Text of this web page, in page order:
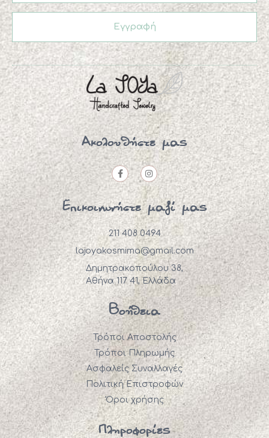
Εγγραφή
Ακολουθήστε μας
Επικοινωνήστε μαζί μας
211 408 0494
lajoyakosmima@gmail.com
Δημητρακοπούλου 38,
Αθήνα 117 41, Ελλάδα
Βοήθεια
Τρόποι Αποστολής
Τρόποι Πληρωμής
Ασφαλείς Συναλλαγές
Πολιτική Επιστροφών
Όροι χρήσης
Πληροφορίες